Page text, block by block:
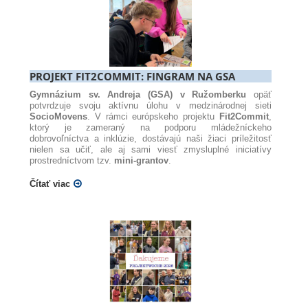
PROJEKT FIT2COMMIT: FINGRAM NA GSA
Gymnázium sv. Andreja (GSA) v Ružomberku opäť
potvrdzuje svoju aktívnu úlohu v medzinárodnej sieti
SocioMovens. V rámci európskeho projektu Fit2Commit,
ktorý je zameraný na podporu mládežníckeho
dobrovoľníctva a inklúzie, dostávajú naši žiaci príležitosť
nielen sa učiť, ale aj sami viesť zmysluplné iniciatívy
prostredníctvom tzv. mini-grantov.
Čítať viac